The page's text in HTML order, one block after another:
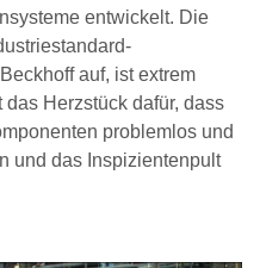
entwickelt. Die
auf, ist extrem
Herzstück dafür, dass
problemlos und
und das Inspizientenpult